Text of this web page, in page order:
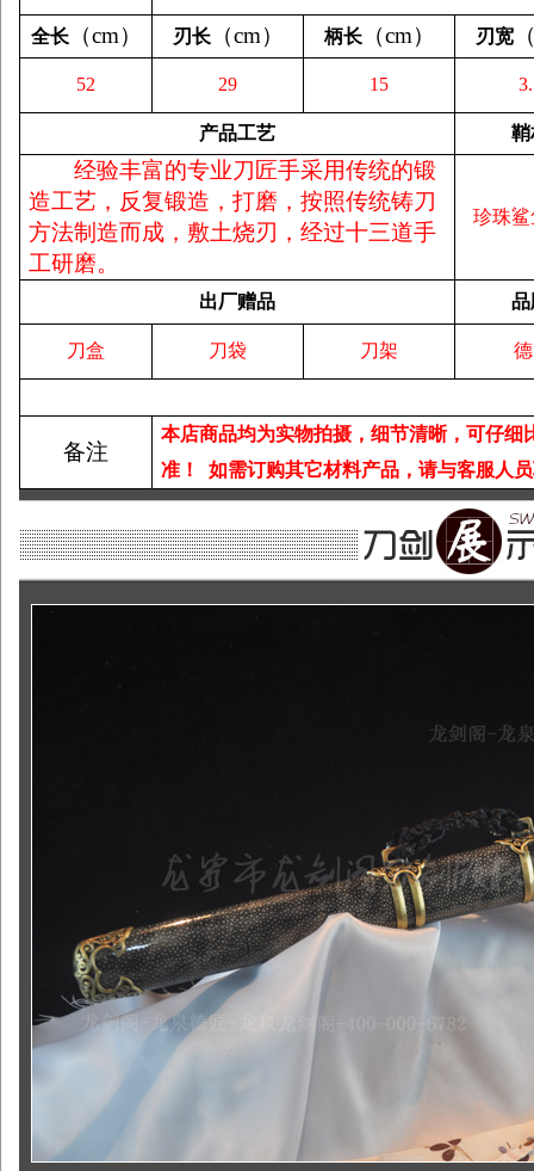
全长（cm） 刃长（cm） 柄长（cm） 刃宽
52 29 15
产品工艺 鞘
经验丰富的专业刀匠手采用传统的锻
造工艺，反复锻造，打磨，按照传统铸刀
方法制造而成，敷土烧刃，经过十三道手
工研磨。
珍珠
出厂赠品 品
刀盒 刀袋 刀架
备注
本店商品均为实物拍摄，细节清晰，可仔
准！
如需订购其它材料产品，请与客服人